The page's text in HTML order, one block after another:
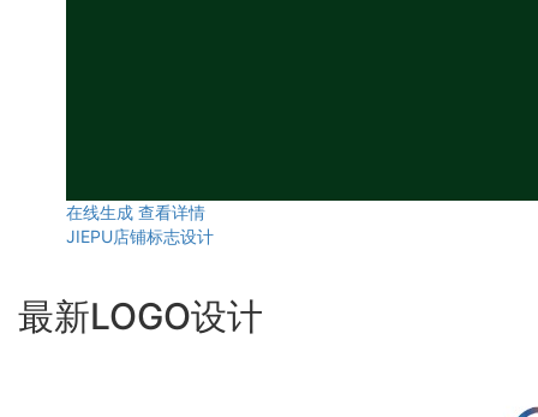
在线生成 查看详情
JIEPU店铺标志设计
最新LOGO设计